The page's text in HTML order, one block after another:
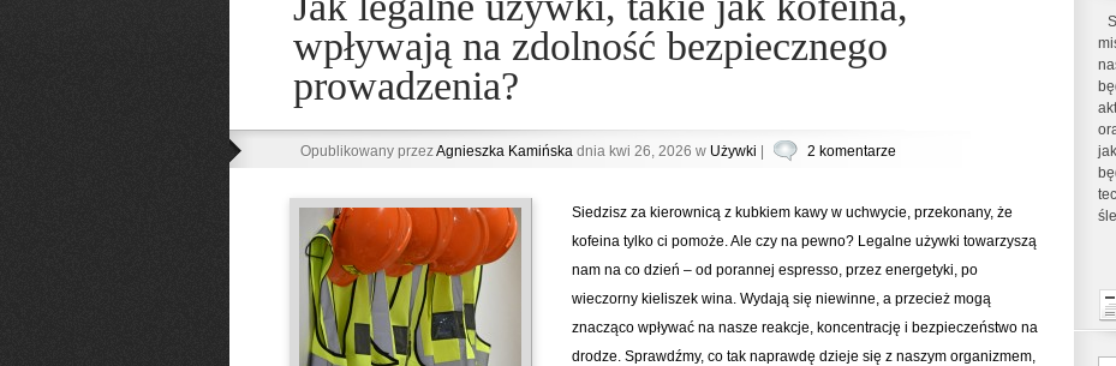
wpływają na zdolność bezpiecznego
prowadzenia?
Opublikowany przezAgnieszka Kamińskadnia kwi 26, 2026 w Używki 2 komentarze
Siedzisz za kierownicą z kubkiem kawy w uchwycie, przekonany, że
kofeina tylko ci pomoże. Ale czy na pewno? Legalne używki towarzyszą
nam na co dzień – od porannej espresso, przez energetyki, po
wieczorny kieliszek wina. Wydają się niewinne, a przecież mogą
znacząco wpływać na nasze reakcje, koncentrację i bezpieczeństwo na
drodze. Sprawdźmy, co tak naprawdę dzieje się z naszym organizmem,